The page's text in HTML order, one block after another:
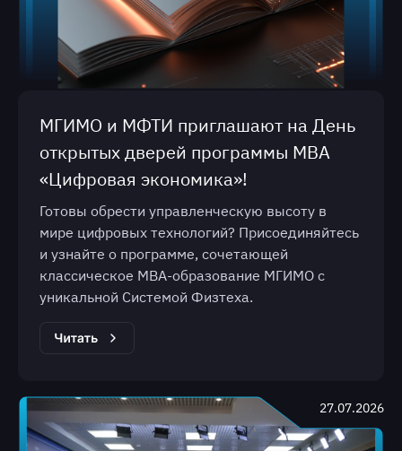
МГИМО и МФТИ приглашают на День
открытых дверей программы МВА
«Цифровая экономика»!
Готовы обрести управленческую высоту в
мире цифровых технологий? Присоединяйтесь
и узнайте о программе, сочетающей
классическое МВА-образование МГИМО с
уникальной Системой Физтеха.
27.07.2026